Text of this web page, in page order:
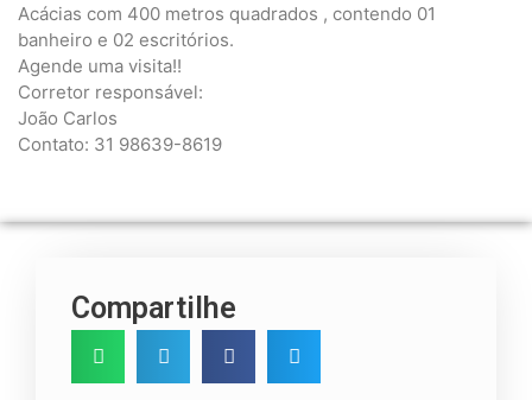
Acácias com 400 metros quadrados , contendo 01
banheiro e 02 escritórios.
Agende uma visita!!
Corretor responsável:
João Carlos
Contato: 31 98639-8619
Compartilhe